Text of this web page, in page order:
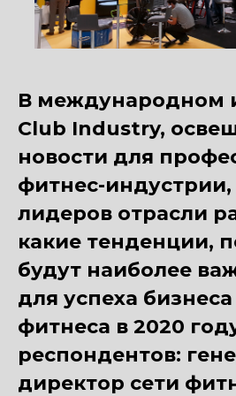
В международном
Club Industry,
новости для
фитнес-индустрии,
лидеров отрасли
какие тенденции,
будут наиболее
для успеха
фитнеса в 2020
респондентов:
директор сети